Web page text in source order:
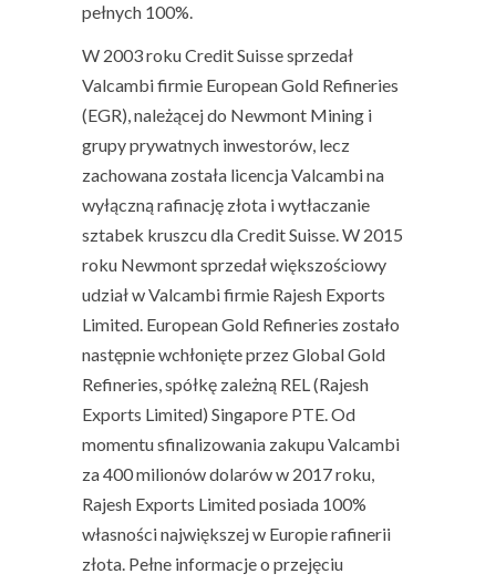
pełnych 100%.
W 2003 roku Credit Suisse sprzedał
Valcambi firmie European Gold Refineries
(EGR), należącej do Newmont Mining i
grupy prywatnych inwestorów, lecz
zachowana została licencja Valcambi na
wyłączną rafinację złota i wytłaczanie
sztabek kruszcu dla Credit Suisse. W 2015
roku Newmont sprzedał większościowy
udział w Valcambi firmie Rajesh Exports
Limited. European Gold Refineries zostało
następnie wchłonięte przez Global Gold
Refineries, spółkę zależną REL (Rajesh
Exports Limited) Singapore PTE. Od
momentu sfinalizowania zakupu Valcambi
za 400 milionów dolarów w 2017 roku,
Rajesh Exports Limited posiada 100%
własności największej w Europie rafinerii
złota. Pełne informacje o przejęciu